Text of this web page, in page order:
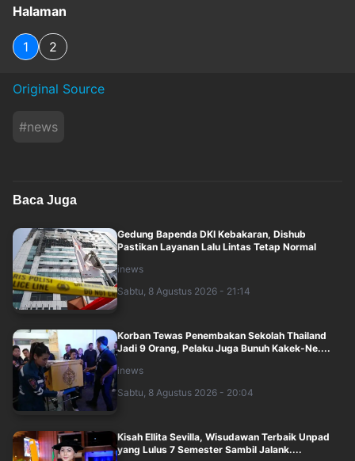
Halaman
1 2
Original Source
#news
Baca Juga
Gedung Bapenda DKI Kebakaran, Dishub
Pastikan Layanan Lalu Lintas Tetap Normal
inews
Sabtu, 8 Agustus 2026 - 21:14
Korban Tewas Penembakan Sekolah Thailand
Jadi 9 Orang, Pelaku Juga Bunuh Kakek-Ne....
inews
Sabtu, 8 Agustus 2026 - 20:04
Kisah Ellita Sevilla, Wisudawan Terbaik Unpad
yang Lulus 7 Semester Sambil Jalank....